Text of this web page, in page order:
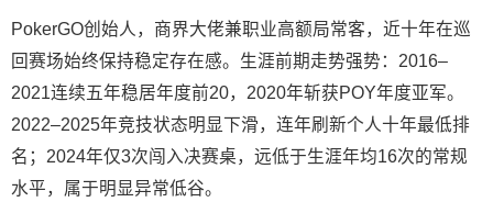
PokerGO创始人，商界大佬兼职业高额局常客，近十年在巡
回赛场始终保持稳定存在感。生涯前期走势强势：2016–
2021连续五年稳居年度前20，2020年斩获POY年度亚军。
2022–2025年竞技状态明显下滑，连年刷新个人十年最低排
名；2024年仅3次闯入决赛桌，远低于生涯年均16次的常规
水平，属于明显异常低谷。